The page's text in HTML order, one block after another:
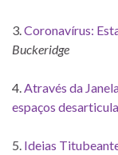
3.Coronavírus:
Buckeridge
4.Através da
espaços
5. Ideias